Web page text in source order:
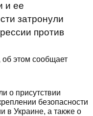
и ее
затронули
против
об этом сообщает
о присутствии
безопасности
в Украине, а также о